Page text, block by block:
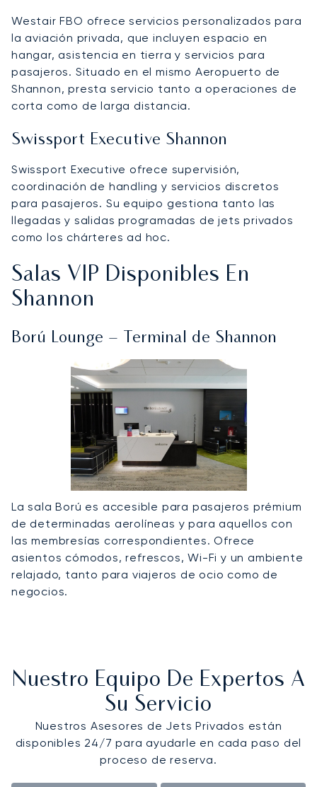
Westair FBO ofrece servicios personalizados para
la aviación privada, que incluyen espacio en
hangar, asistencia en tierra y servicios para
pasajeros. Situado en el mismo Aeropuerto de
Shannon, presta servicio tanto a operaciones de
corta como de larga distancia.
Swissport Executive Shannon
Swissport Executive ofrece supervisión,
coordinación de handling y servicios discretos
para pasajeros. Su equipo gestiona tanto las
llegadas y salidas programadas de jets privados
como los chárteres ad hoc.
Salas VIP Disponibles En
Shannon
Ború Lounge – Terminal de Shannon
La sala Ború es accesible para pasajeros prémium
de determinadas aerolíneas y para aquellos con
las membresías correspondientes. Ofrece
asientos cómodos, refrescos, Wi-Fi y un ambiente
relajado, tanto para viajeros de ocio como de
negocios.
Nuestro Equipo De Expertos A
Su Servicio
Nuestros Asesores de Jets Privados están
disponibles 24/7 para ayudarle en cada paso del
proceso de reserva.